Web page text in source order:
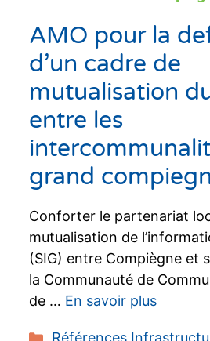
AMO pour la
d’un cadre de
mutualisation
entre les
grand
Conforter le partenariat
mutualisation de
(SIG) entre Compiègne et
la Communauté de
de … En savoir plus
Catégories
Références